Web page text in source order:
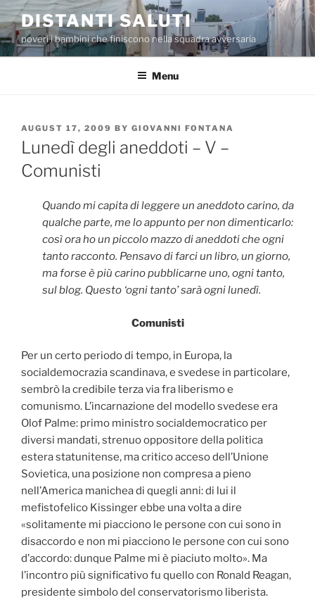
Skip
to
content
DISTANTI SALUTI
poveri i bambini che finiscono nella squadra avversaria
Menu
POSTED
ON
AUGUST 17, 2009 BY GIOVANNI FONTANA
Lunedì degli aneddoti – V –
Comunisti
Quando mi capita di leggere un aneddoto carino, da
qualche parte, me lo appunto per non dimenticarlo:
così ora ho un piccolo mazzo di aneddoti che ogni
tanto racconto. Pensavo di farci un libro, un giorno,
ma forse è più carino pubblicarne uno, ogni tanto,
sul blog. Questo ‘ogni tanto’ sarà ogni lunedì.
Comunisti
Per un certo periodo di tempo, in Europa, la
socialdemocrazia scandinava, e svedese in particolare,
sembrò la credibile terza via fra liberismo e
comunismo. L’incarnazione del modello svedese era
Olof Palme: primo ministro socialdemocratico per
diversi mandati, strenuo oppositore della politica
estera statunitense, ma critico acceso dell’Unione
Sovietica, una posizione non compresa a pieno
nell’America manichea di quegli anni: di lui il
mefistofelico Kissinger ebbe una volta a dire
«solitamente mi piacciono le persone con cui sono in
disaccordo e non mi piacciono le persone con cui sono
d’accordo: dunque Palme mi è piaciuto molto». Ma
l’incontro più significativo fu quello con Ronald Reagan,
presidente simbolo del conservatorismo liberista.